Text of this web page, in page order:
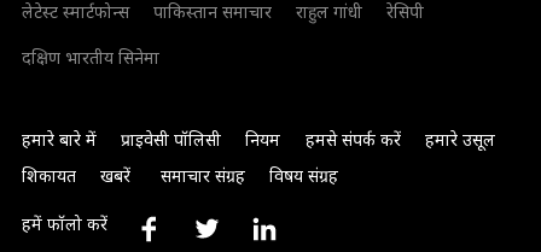
लेटेस्ट स्मार्टफोन्स
पाकिस्तान समाचार राहुल गांधी
रेसिपी
दक्षिण भारतीय सिनेमा
हमारे बारे में प्राइवेसी पॉलिसी नियम हमसे संपर्क करें
हमारे उसूल
शिकायत
खबरें समाचार संग्रह विषय संग्रह
हमें फॉलो करें